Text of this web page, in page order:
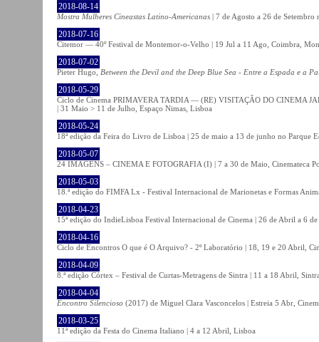
2018-08-14
Mostra Mulheres Cineastas Latino-Americanas | 7 de Agosto a 26 de Setembro
2018-07-16
Citemor — 40º Festival de Montemor-o-Velho | 19 Jul a 11 Ago, Coimbra,
2018-07-02
Pieter Hugo, Between the Devil and the Deep Blue Sea - Entre a Espada e a
2018-05-29
Ciclo de Cinema PRIMAVERA TARDIA — (RE) VISITAÇÃO DO CINEMA
| 31 Maio > 11 de Julho, Espaço Nimas, Lisboa
2018-05-24
18ª edição da Feira do Livro de Lisboa | 25 de maio a 13 de junho no Parque
2018-05-07
24 IMAGENS – CINEMA E FOTOGRAFIA (I) | 7 a 30 de Maio, Cinemateca
2018-05-03
18.ª edição do FIMFA Lx - Festival Internacional de Marionetas e Formas
2018-04-23
15ª edição do IndieLisboa Festival Internacional de Cinema | 26 de Abril a 6
2018-04-16
Ciclo de Encontros O que é O Arquivo? - 2º Laboratório | 18, 19 e 20 Abril,
2018-04-09
8.ª edição Córtex – Festival de Curtas-Metragens de Sintra | 11 a 18 Abril,
2018-04-04
Encontro Silencioso (2017) de Miguel Clara Vasconcelos | Estreia 5 Abr,
2018-03-25
11ª edição da Festa do Cinema Italiano | 4 a 12 Abril, Lisboa